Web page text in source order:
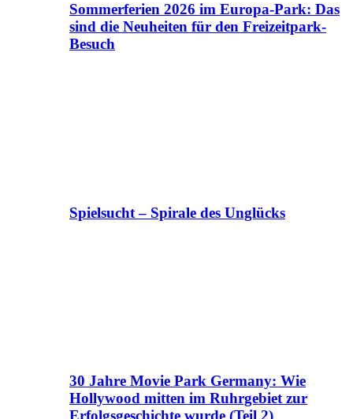
Sommerferien 2026 im Europa-Park: Das
sind die Neuheiten für den Freizeitpark-
Besuch
Spielsucht – Spirale des Unglücks
30 Jahre Movie Park Germany: Wie
Hollywood mitten im Ruhrgebiet zur
Erfolgsgeschichte wurde (Teil 2)